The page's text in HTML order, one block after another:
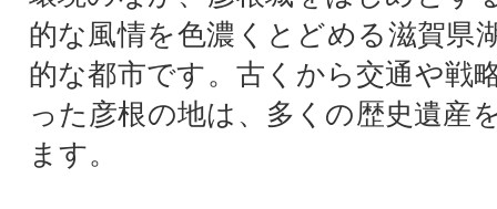
的な風情を色濃くとどめる滋賀県
的な都市です。古くから交通や戦
った彦根の地は、多くの歴史遺産
ます。